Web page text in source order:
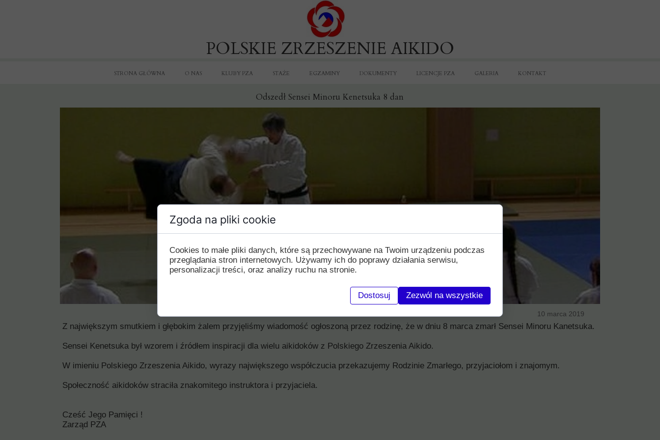
10 marca 2019
Z największym smutkiem i głębokim żalem przyjęliśmy wiadomość ogłoszoną przez rodzinę, że w dniu 8 marca zmarł Sensei Minoru Kanetsuka.
Sensei Kenetsuka był wzorem i źródłem inspiracji dla wielu aikidoków z Polskiego Zrzeszenia Aikido.
W imieniu Polskiego Zrzeszenia Aikido, wyrazy największego współczucia przekazujemy Rodzinie Zmarłego, przyjaciołom i znajomym.
Społeczność aikidoków straciła znakomitego instruktora i przyjaciela.
Cześć Jego Pamięci !
Zarząd PZA
Odszedł Sensei Minoru Kenetsuka 8 dan
STRONA GŁÓWNA O NAS KLUBY PZA STAŻE EGZAMINY DOKUMENTY LICENCJE PZA GALERIA KONTAKT
POLSKIE ZRZESZENIE AIKIDO
Zgoda na pliki cookie
Cookies to małe pliki danych, które są przechowywane na Twoim urządzeniu podczas
przeglądania stron internetowych. Używamy ich do poprawy działania serwisu,
personalizacji treści, oraz analizy ruchu na stronie.
Dostosuj Zezwól na wszystkie